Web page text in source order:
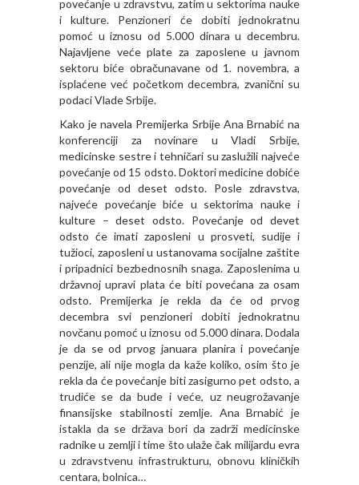
povećanje u zdravstvu, zatim u sektorima nauke
i kulture. Penzioneri će dobiti jednokratnu
pomoć u iznosu od 5.000 dinara u decembru.
Najavljene veće plate za zaposlene u javnom
sektoru biće obračunavane od 1. novembra, a
isplaćene već početkom decembra, zvanični su
podaci Vlade Srbije.
Kako je navela Premijerka Srbije Ana Brnabić na
konferenciji za novinare u Vladi Srbije,
medicinske sestre i tehničari su zaslužili najveće
povećanje od 15 odsto. Doktori medicine dobiće
povećanje od deset odsto. Posle zdravstva,
najveće povećanje biće u sektorima nauke i
kulture – deset odsto. Povećanje od devet
odsto će imati zaposleni u prosveti, sudije i
tužioci, zaposleni u ustanovama socijalne zaštite
i pripadnici bezbednosnih snaga. Zaposlenima u
državnoj upravi plata će biti povećana za osam
odsto. Premijerka je rekla da će od prvog
decembra svi penzioneri dobiti jednokratnu
novčanu pomoć u iznosu od 5.000 dinara. Dodala
je da se od prvog januara planira i povećanje
penzije, ali nije mogla da kaže koliko, osim što je
rekla da će povećanje biti zasigurno pet odsto, a
trudiće se da bude i veće, uz neugrožavanje
finansijske stabilnosti zemlje. Ana Brnabić je
istakla da se država bori da zadrži medicinske
radnike u zemlji i time što ulaže čak milijardu evra
u zdravstvenu infrastrukturu, obnovu kliničkih
centara, bolnica…